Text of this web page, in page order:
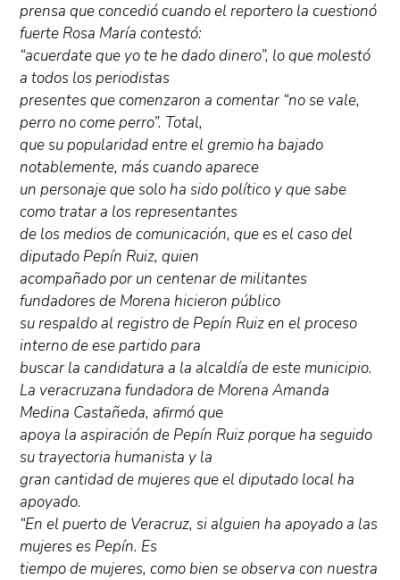
prensa que concedió cuando el reportero la cuestionó
fuerte Rosa María contestó:
“acuerdate que yo te he dado dinero”, lo que molestó
a todos los periodistas
presentes que comenzaron a comentar “no se vale,
perro no come perro”. Total,
que su popularidad entre el gremio ha bajado
notablemente, más cuando aparece
un personaje que solo ha sido político y que sabe
como tratar a los representantes
de los medios de comunicación, que es el caso del
diputado Pepín Ruiz, quien
acompañado por un centenar de militantes
fundadores de Morena hicieron público
su respaldo al registro de Pepín Ruiz en el proceso
interno de ese partido para
buscar la candidatura a la alcaldía de este municipio.
La veracruzana fundadora de Morena Amanda
Medina Castañeda, afirmó que
apoya la aspiración de Pepín Ruiz porque ha seguido
su trayectoria humanista y la
gran cantidad de mujeres que el diputado local ha
apoyado.
“En el puerto de Veracruz, si alguien ha apoyado a las
mujeres es Pepín. Es
tiempo de mujeres, como bien se observa con nuestra